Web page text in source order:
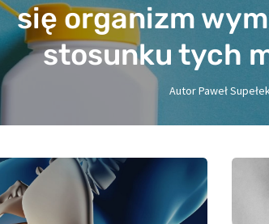
się organizm
stosunku tych
AutorPaweł